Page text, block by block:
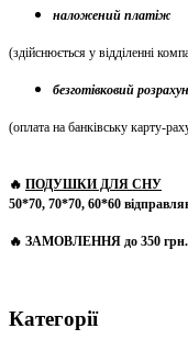
наложений платіж
(здійснюється у відділенні
безготівковий
(оплата на банківську карту-
🔥 ПОДУШКИ ДЛЯ СНУ
50*70, 70*70, 60*60
🔥 ЗАМОВЛЕННЯ до 350 грн.
Категорії